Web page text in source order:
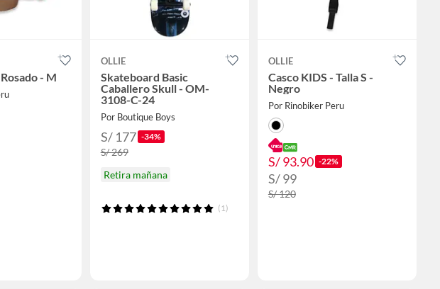
- M
OLLIE
Skateboard Basic
Caballero Skull - OM-
3108-C-24
Por Boutique Boys
S/ 177 -34%
S/ 269
Retira mañana
(1)
OLLIE
Casco KIDS - Talla S -
Negro
Por Rinobiker Peru
S/ 93.90 -22%
S/ 99
S/ 120